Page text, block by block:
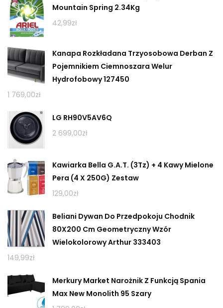
Mountain Spring 2.34Kg
42,99zł
Kanapa Rozkładana Trzyosobowa Derban Z
Pojemnikiem Ciemnoszara Welur
Hydrofobowy 127450
1 769,00zł
LG RH90V5AV6Q
2 699,00zł
Kawiarka Bella G.A.T. (3Tz) + 4 Kawy Mielone
Pera (4 X 250G) Zestaw
129,00zł
Beliani Dywan Do Przedpokoju Chodnik
80X200 Cm Geometryczny Wzór
Wielokolorowy Arthur 333403
149,99zł
Merkury Market Narożnik Z Funkcją Spania
Max New Monolith 95 Szary